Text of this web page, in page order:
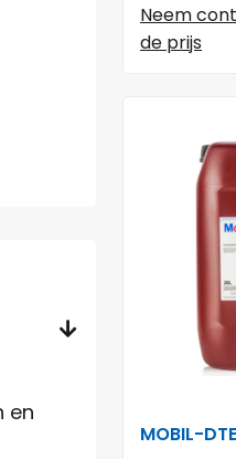
en
Neem
de prijs
MOBIL-